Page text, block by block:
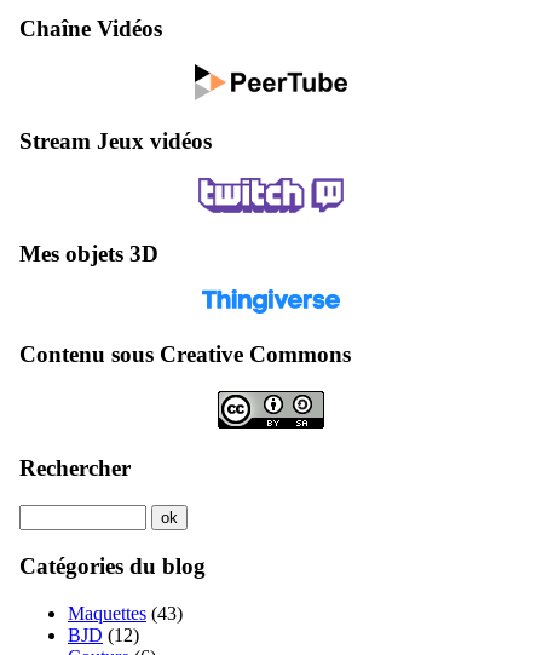
Chaîne Vidéos
Stream Jeux vidéos
Mes objets 3D
Contenu sous Creative Commons
Rechercher
Catégories du blog
Maquettes (43)
BJD (12)